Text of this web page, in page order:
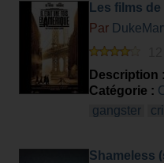
Les films
Par
Description :
Catégorie :
gangster
Shameless